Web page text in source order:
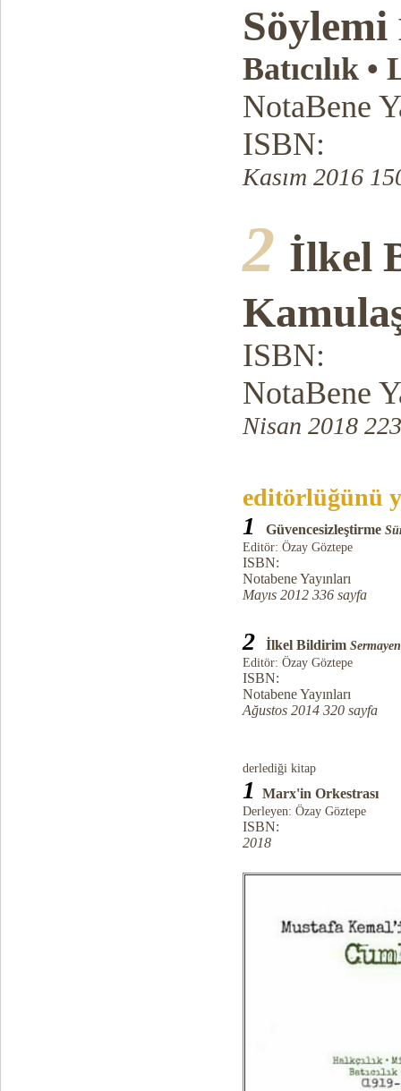
Söylemi
Batıcılık
NotaBene
ISBN:
Kasım 2016
2 İlkel
ISBN:
NotaBene
Nisan 2018
editörlüğünü
1
Güvencesizleştirme
Editör: Özay Göztepe
ISBN:
Notabene Yayınları
Mayıs 2012 336 sayfa
2 İlkel Bildirim
Editör: Özay Göztepe
ISBN:
Notabene Yayınları
Ağustos 2014 320 sayfa
derlediği kitap
1 Marx'in Orkestrası
Derleyen: Özay Göztepe
ISBN:
2018